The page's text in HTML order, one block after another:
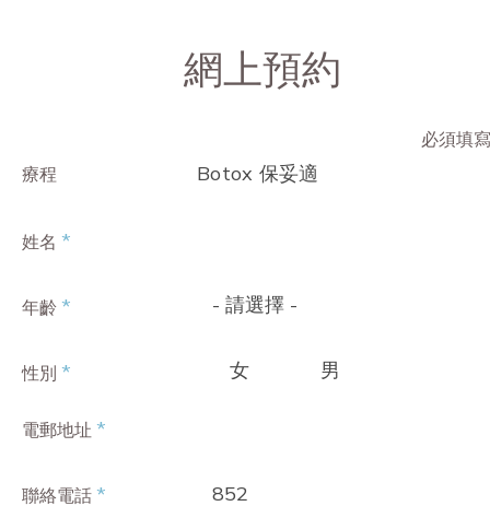
網上預約
必須填
療程
Botox 保妥適
姓名 *
年齡 * - 請選擇 -
性別 * 女 男
電郵地址 *
聯絡電話 * 852